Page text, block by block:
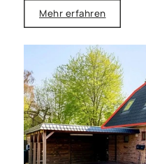
Mehr erfahren